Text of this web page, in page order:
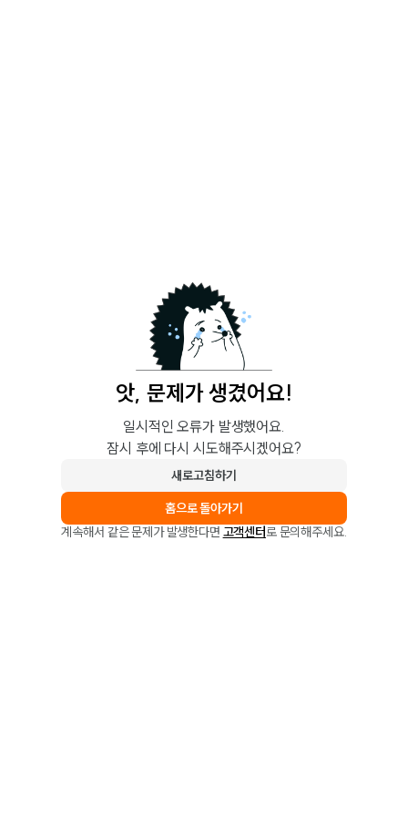
앗, 문제가 생겼어요!
일시적인 오류가 발생했어요.
잠시 후에 다시 시도해주시겠어요?
새로고침하기
홈으로 돌아가기
계속해서 같은 문제가 발생한다면 고객센터로 문의해주세요.